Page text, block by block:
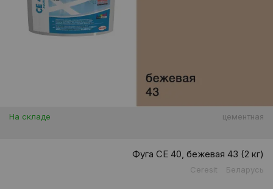
На складе цементная
Фуга CE 40, бежевая 43 (2 кг)
Ceresit Беларусь